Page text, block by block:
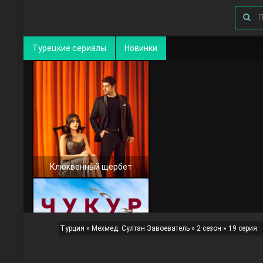
Турецкие сериалы Новинки
Клюквенный щербет
Турция » Мехмед: Султан Завоеватель » 2 сезон » 19 серия